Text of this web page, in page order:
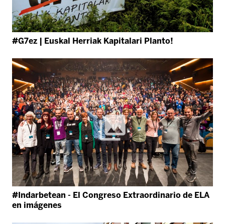
#G7ez | Euskal Herriak Kapitalari Planto!
#Indarbetean - El Congreso Extraordinario de ELA
en imágenes